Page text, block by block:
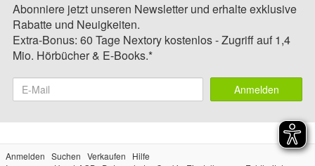
Abonniere jetzt unseren Newsletter und erhalte exklusive
Rabatte und Neuigkeiten.
Extra-Bonus: 60 Tage Nextory kostenlos - Zugriff auf 1,4
Mio. Hörbücher & E-Books.*
Anmelden
Anmelden Suchen Verkaufen
Hilfe